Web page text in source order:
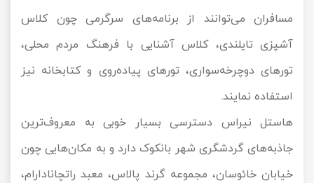
مسافران می‌توانند از برنامه‌های سرگرمی چون کلاس
آشپزی تایلندی، کلاس آشنایی با فرهنگ مردم محلی،
تورهای دوچرخه‌سواری، تورهای پیاده‌روی و کتابخانه نیز
استفاده نمایند.
هاستل نیراس دسترسی بسیار خوبی به معروف‌ترین
جاذبه‌های گردشگری شهر بانکوک دارد و به مکان‌هایی چون
خیابان خائوسان، مجموعه گرند پالاس، معبد راتچانادارام،